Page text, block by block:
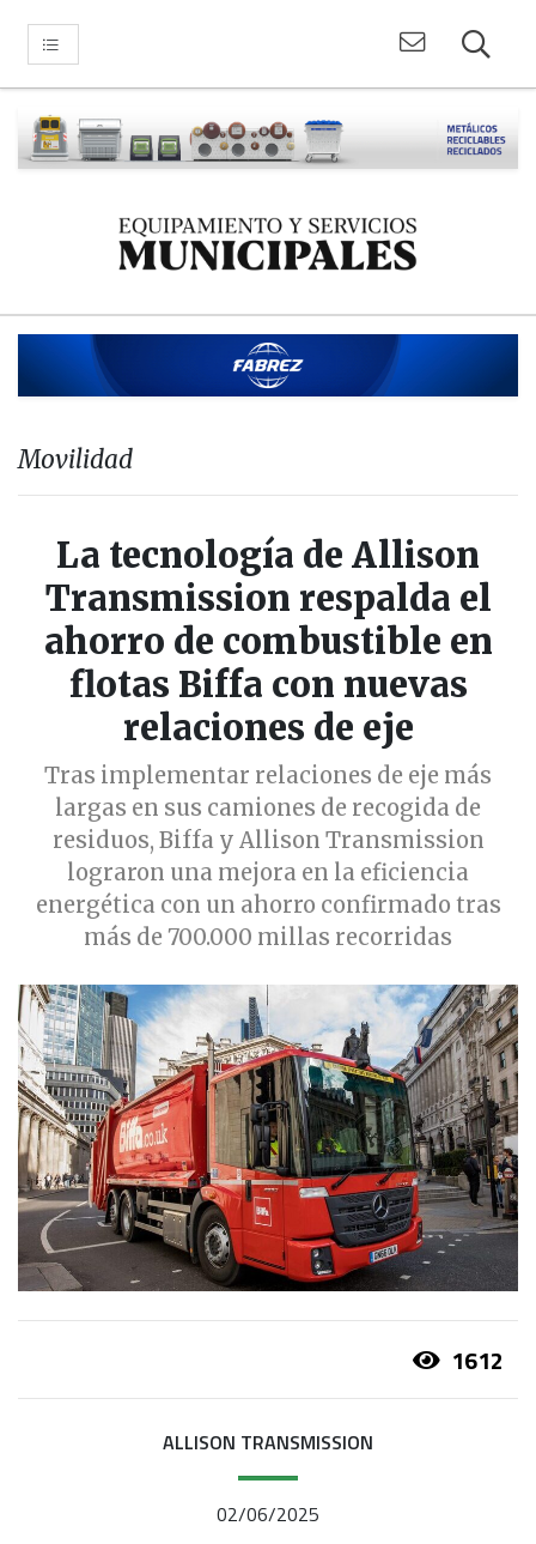
Movilidad
La tecnología de Allison
Transmission respalda el
ahorro de combustible en
flotas Biffa con nuevas
relaciones de eje
Tras implementar relaciones de eje más
largas en sus camiones de recogida de
residuos, Biffa y Allison Transmission
lograron una mejora en la eficiencia
energética con un ahorro confirmado tras
más de 700.000 millas recorridas
1612
ALLISON TRANSMISSION
02/06/2025